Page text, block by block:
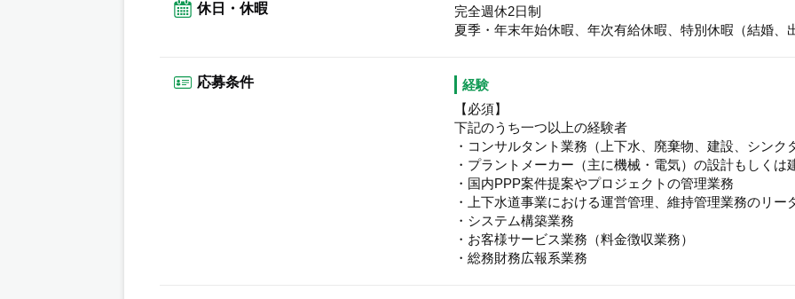
休日・休暇
完全週休2日制
夏季・年末年始休暇、年次有給休暇、特別休暇（結婚、
応募条件
経験
【必須】
下記のうち一つ以上の経験者
・コンサルタント業務（上下水、廃棄物、建設、シンク
・プラントメーカー（主に機械・電気）の設計もしくは
・国内PPP案件提案やプロジェクトの管理業務
・上下水道事業における運営管理、維持管理業務のリー
・システム構築業務
・お客様サービス業務（料金徴収業務）
・総務財務広報系業務